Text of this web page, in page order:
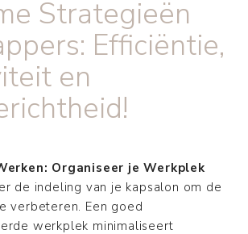
Strategieën
Efficiëntie,
en
Organiseer je Werkplek
de indeling van je kapsalon om de
verbeteren. Een goed
werkplek minimaliseert